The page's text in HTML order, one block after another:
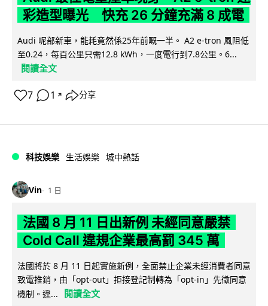
彩造型曝光 快充 26 分鐘充滿 8 成電
Audi 呢部新車，能耗竟然係25年前嘅一半。 A2 e-tron 風阻低
至0.24，每百公里只需12.8 kWh，一度電行到7.8公里。6...
閱讀全文
7 1 ↗ 分享
科技娛樂 生活娛樂 城中熱話
Vin 1 日
法國 8 月 11 日出新例 未經同意嚴禁
Cold Call 違規企業最高罰 345 萬
法國將於 8 月 11 日起實施新例，全面禁止企業未經消費者同意
致電推銷，由「opt-out」拒接登記制轉為「opt-in」先徵同意
機制。違...
閱讀全文